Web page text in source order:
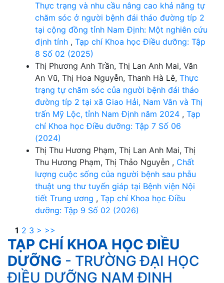
Thực trạng và nhu cầu nâng cao khả năng tự
chăm sóc ở người bệnh đái tháo đường típ 2
tại cộng đồng tỉnh Nam Định: Một nghiên cứu
định tính , Tạp chí Khoa học Điều dưỡng: Tập
8 Số 02 (2025)
Thị Phương Anh Trần, Thị Lan Anh Mai, Văn
An Vũ, Thị Hoa Nguyễn, Thanh Hà Lê, Thực
trạng tự chăm sóc của người bệnh đái tháo
đường típ 2 tại xã Giao Hải, Nam Vân và Thị
trấn Mỹ Lộc, tỉnh Nam Định năm 2024 , Tạp
chí Khoa học Điều dưỡng: Tập 7 Số 06
(2024)
Thị Thu Hương Phạm, Thị Lan Anh Mai, Thị
Thu Hương Phạm, Thị Thảo Nguyễn , Chất
lượng cuộc sống của người bệnh sau phẫu
thuật ung thư tuyến giáp tại Bệnh viện Nội
tiết Trung ương , Tạp chí Khoa học Điều
dưỡng: Tập 9 Số 02 (2026)
1 2 3 > >>
TẠP CHÍ KHOA HỌC ĐIỀU
DƯỠNG - TRƯỜNG ĐẠI HỌC
ĐIỀU DƯỠNG NAM ĐỊNH